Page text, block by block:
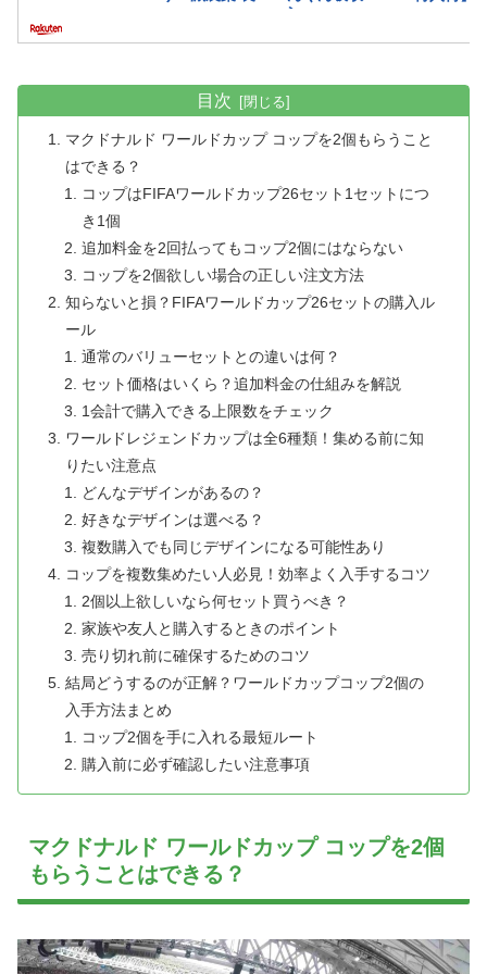
目次
マクドナルド ワールドカップ コップを2個もらうこと
はできる？
コップはFIFAワールドカップ26セット1セットにつ
き1個
追加料金を2回払ってもコップ2個にはならない
コップを2個欲しい場合の正しい注文方法
知らないと損？FIFAワールドカップ26セットの購入ル
ール
通常のバリューセットとの違いは何？
セット価格はいくら？追加料金の仕組みを解説
1会計で購入できる上限数をチェック
ワールドレジェンドカップは全6種類！集める前に知
りたい注意点
どんなデザインがあるの？
好きなデザインは選べる？
複数購入でも同じデザインになる可能性あり
コップを複数集めたい人必見！効率よく入手するコツ
2個以上欲しいなら何セット買うべき？
家族や友人と購入するときのポイント
売り切れ前に確保するためのコツ
結局どうするのが正解？ワールドカップコップ2個の
入手方法まとめ
コップ2個を手に入れる最短ルート
購入前に必ず確認したい注意事項
マクドナルド ワールドカップ コップを2個
もらうことはできる？